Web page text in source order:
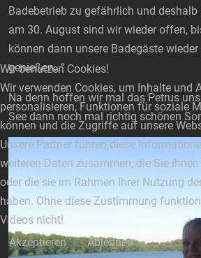
Badebetrieb zu gefährlich und
am 30. August sind wir wieder offen,
können dann unsere Badegäste wieder
genießen…“
Na denn hoffen wir mal das Petrus
See dann noch mal richtig schönen
Wir benutzen Cookies!
Wir verwenden Cookies, um Inhalte und
personalisieren, Funktionen für soziale
können und die Zugriffe auf unsere
Unsere Partner führen diese
weiteren Daten zusammen, die Sie
oder die sie im Rahmen Ihrer Nutzung
haben. Ohne diese Zustimmung
Videos nicht!
Akzeptieren
Ablehnen